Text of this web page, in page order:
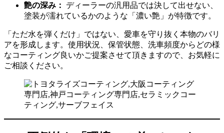
艶の深み：
ディーラーの汎用品では決して出せない、
塗装が濡れているかのような「濃い艶」が特徴です。
「ただ水を弾くだけ」ではない、愛車を守り抜く本物のバリ
アを形成します。使用状況、保管状態、洗車頻度からどの様
なコーティング良いかご提案させて頂きますので、お気軽に
ご相談ください。